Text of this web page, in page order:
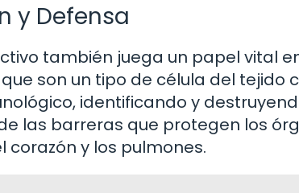
y Defensa
también juega un papel vital
son un tipo de célula del tejido
identificando y
las barreras que protegen los
corazón y los pulmones.